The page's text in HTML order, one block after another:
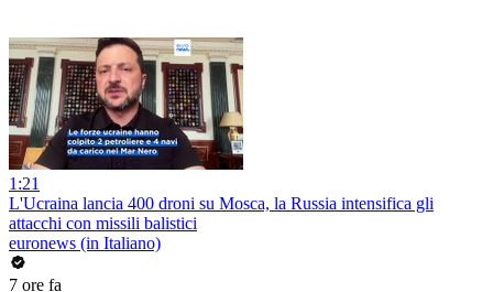
1:21
L'Ucraina lancia 400 droni su Mosca, la Russia intensifica gli
attacchi con missili balistici
euronews (in Italiano)
7 ore fa